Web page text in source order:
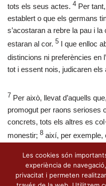
tots els seus actes. 4 Per
establert o que els germans
s’acostaran a rebre la pau i
estaran al cor. 5 I que enlloc
distincions ni preferències en
tot i essent nois, judicaren els
7 Per això, llevat d’aquells
promogut per raons serioses
concrets, tots els altres es
monestir; 8 així, per exemple,
arribat a la primera hora del
sigui, mentre que, als
Les cookies són
experiència de
privacitat i permeten